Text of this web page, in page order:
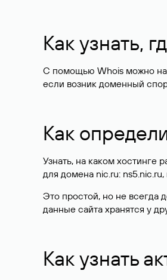
Как узнать,
С помощью Whois можно
если возник доменный
Как
Узнать, на каком
для домена nic.ru:
Это простой, но не всегда
данные сайта хранятся у
Как узнать